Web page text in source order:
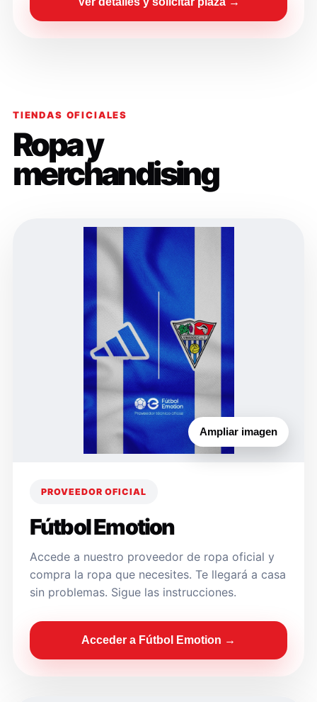
TIENDAS OFICIALES
Ropa y
merchandising
Ampliar imagen
PROVEEDOR OFICIAL
Fútbol Emotion
Accede a nuestro proveedor de ropa oficial y
compra la ropa que necesites. Te llegará a casa
sin problemas. Sigue las instrucciones.
Acceder a Fútbol Emotion →